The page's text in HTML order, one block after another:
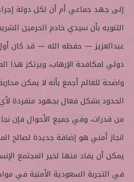
إلى جهد جماعي أم أن لكل دولة
التنويه بأن سيدي خادم الحرمين
عبدالعزيز — حفظه الله — قد كان
دولي لمكافحة الإرهاب، ويرتكز هذا
واضحة للعالم أجمع بأنه لا يمكن
الحدود بشكل فعال بجهود منفردة
من قدرات، وفي جميع الأحوال فإن
انجاز أمني هو إضافة جديدة لصالح
يمكن أن يفاد منها لخير المجتمع
في التجربة السعودية الأمنية في